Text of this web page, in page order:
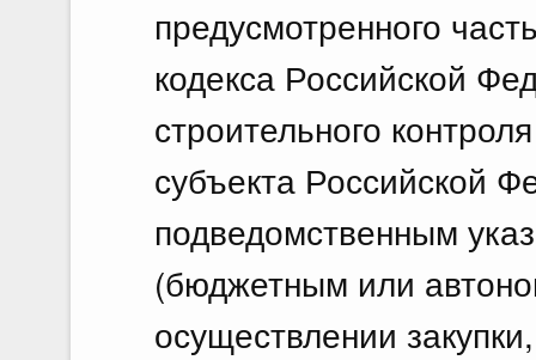
предусмотренного
кодекса Российской
строительного
субъекта Российской
подведомственным
(бюджетным или
осуществлении